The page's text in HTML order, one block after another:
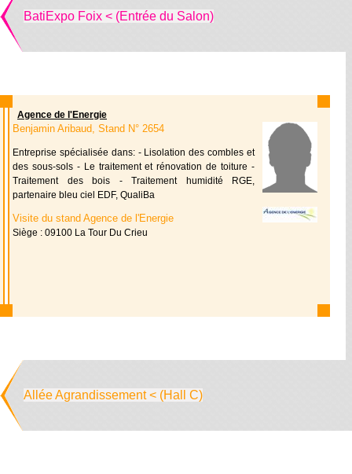
BatiExpo Foix < (Entrée du Salon)
Agence de l'Energie
Benjamin Aribaud, Stand N° 2654
Entreprise spécialisée dans: - Lisolation des combles et
des sous-sols - Le traitement et rénovation de toiture -
Traitement des bois - Traitement humidité RGE,
partenaire bleu ciel EDF, QualiBa
Visite du stand Agence de l'Energie
Siège : 09100 La Tour Du Crieu
Allée Agrandissement < (Hall C)